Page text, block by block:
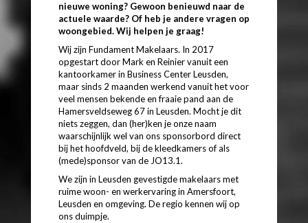
nieuwe woning? Gewoon benieuwd naar de
actuele waarde? Of heb je andere vragen op
woongebied. Wij helpen je graag!
Wij zijn Fundament Makelaars. In 2017
opgestart door Mark en Reinier vanuit een
kantoorkamer in Business Center Leusden,
maar sinds 2 maanden werkend vanuit het voor
veel mensen bekende en fraaie pand aan de
Hamersveldseweg 67 in Leusden. Mocht je dit
niets zeggen, dan (her)ken je onze naam
waarschijnlijk wel van ons sponsorbord direct
bij het hoofdveld, bij de kleedkamers of als
(mede)sponsor van de JO13.1.
We zijn in Leusden gevestigde makelaars met
ruime woon- en werkervaring in Amersfoort,
Leusden en omgeving. De regio kennen wij op
ons duimpje.